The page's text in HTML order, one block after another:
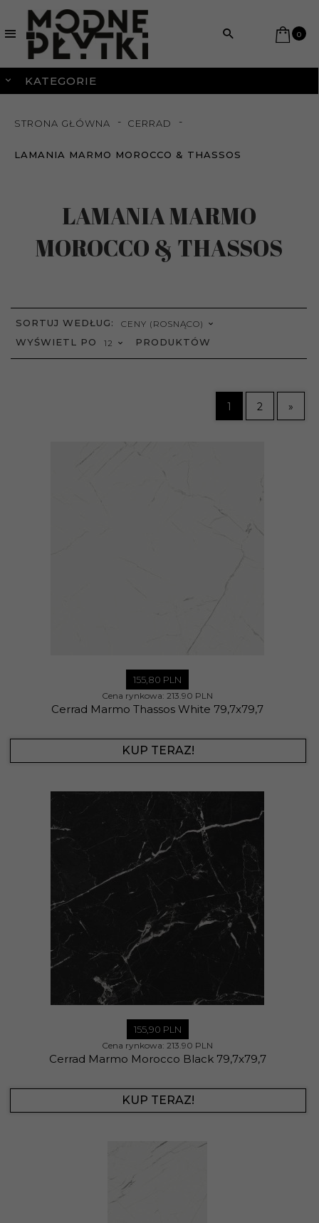
0
KATEGORIE
STRONA GŁÓWNA CERRAD
LAMANIA MARMO MOROCCO & THASSOS
LAMANIA MARMO
MOROCCO & THASSOS
SORTUJ WEDŁUG: SORT
CENY (ROSNĄCO)
WYŚWIETL PO POP
12 PRODUKTÓW
1 2 »
155, 80 PLN
Cena rynkowa: 213.90 PLN
Cerrad Marmo Thassos White 79,7x79,7
KUP TERAZ!
155,90 PLN
Cena rynkowa: 213.90 PLN
Cerrad Marmo Morocco Black 79,7x79,7
KUP TERAZ!